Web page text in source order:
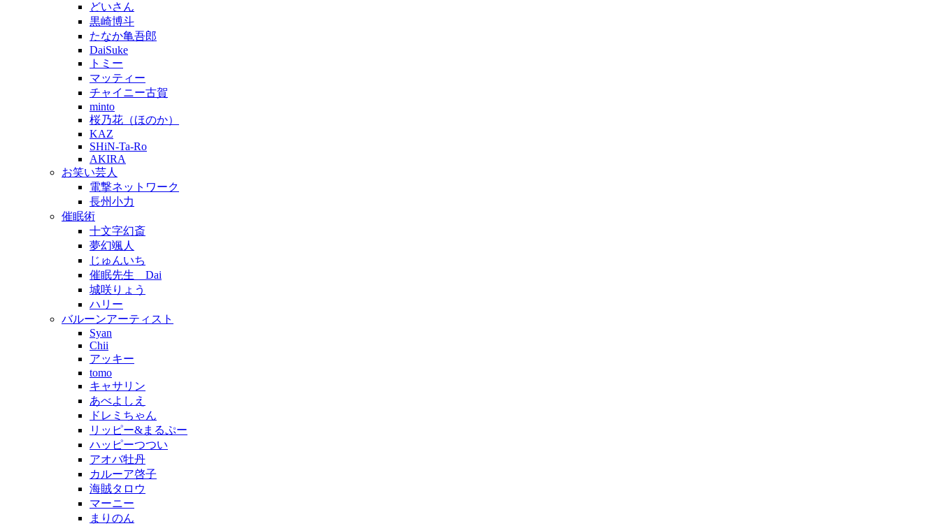
どいさん
黒崎博斗
たなか亀吾郎
DaiSuke
トミー
マッティー
チャイニー古賀
minto
桜乃花（ほのか）
KAZ
SHiN-Ta-Ro
AKIRA
お笑い芸人
電撃ネットワーク
長州小力
催眠術
十文字幻斎
夢幻颯人
じゅんいち
催眠先生 Dai
城咲りょう
ハリー
バルーンアーティスト
Syan
Chii
アッキー
tomo
キャサリン
あべよしえ
ドレミちゃん
リッピー&まるぷー
ハッピーつつい
アオバ牡丹
カルーア啓子
海賊タロウ
マーニー
まりのん